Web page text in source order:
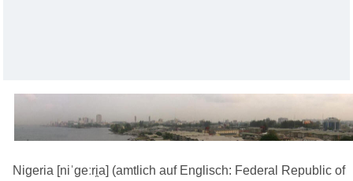
Nigeria [niˈgeːri̯a] (amtlich auf Englisch: Federal Republic of